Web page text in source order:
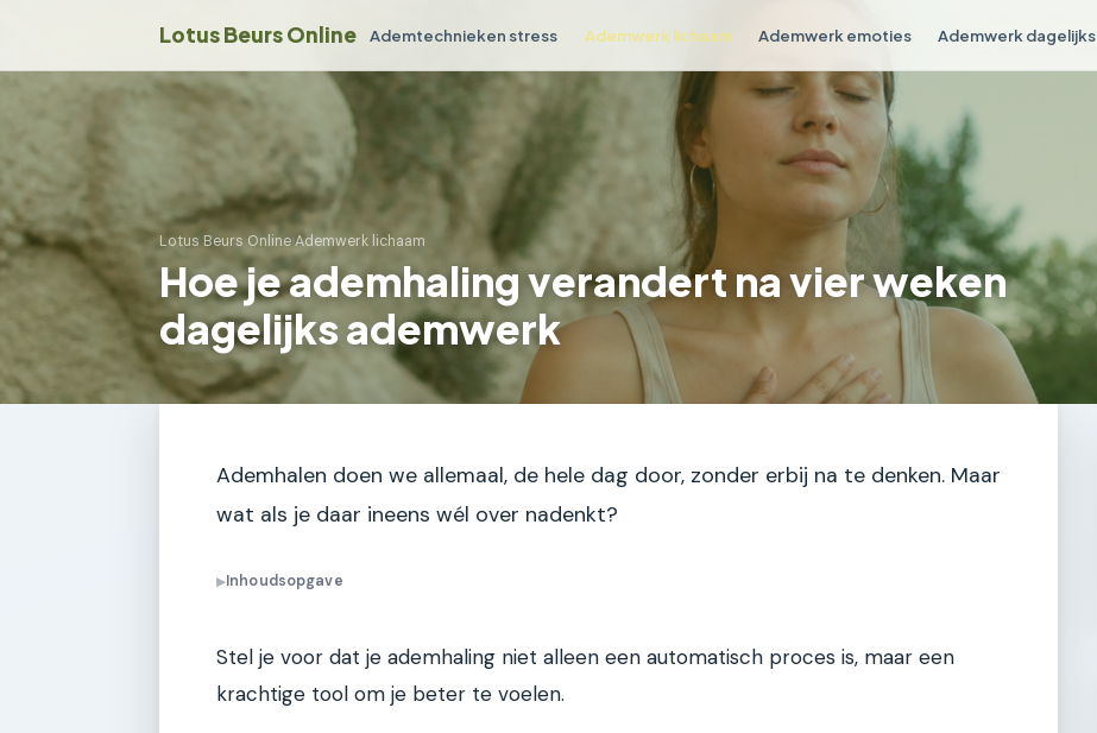
Lotus Beurs Online Ademtechnieken stress Ademwerk lichaam Ademwerk emoties Ademwerk dagelijks
Lotus Beurs Online›Ademwerk lichaam
Hoe je ademhaling verandert na vier weken
dagelijks ademwerk
Ademhalen doen we allemaal, de hele dag door, zonder erbij na te denken. Maar
wat als je daar ineens wél over nadenkt?
▶Inhoudsopgave
Stel je voor dat je ademhaling niet alleen een automatisch proces is, maar een
krachtige tool om je beter te voelen.